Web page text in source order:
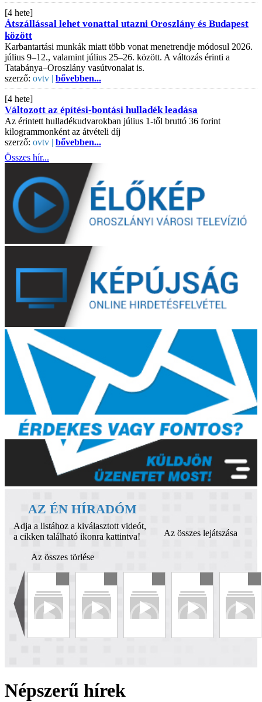
[4 hete]
Átszállással lehet vonattal utazni Oroszlány és Budapest
között
Karbantartási munkák miatt több vonat menetrendje módosul 2026.
július 9–12., valamint július 25–26. között. A változás érinti a
Tatabánya–Oroszlány vasútvonalat is.
szerző: ovtv | bővebben...
[4 hete]
Változott az építési-bontási hulladék leadása
Az érintett hulladékudvarokban július 1-től bruttó 36 forint
kilogrammonként az átvételi díj
szerző: ovtv | bővebben...
Összes hír...
AZ ÉN HÍRADÓM
Adja a listához a kiválasztott videót,
a cikken található ikonra kattintva!
Az összes lejátszása
Az összes törlése
Népszerű hírek